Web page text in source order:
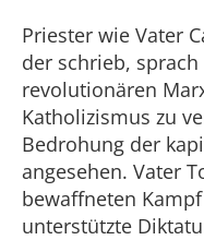
Priester wie Vater
der schrieb,
revolutionären
Katholizismus zu
Bedrohung der
angesehen. Vater
bewaffneten
unterstützte